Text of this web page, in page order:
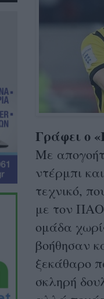
Γράφει ο
Με
ντέρμπι
τεχνικό,
με τον
ομάδα
βοήθησαν
ξεκάθαρο
σκληρή